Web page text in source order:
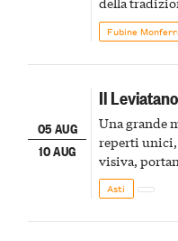
Fubine
05 AUG
10 AUG
Il
Una grande
reperti unici,
visiva,
della scena
Asti